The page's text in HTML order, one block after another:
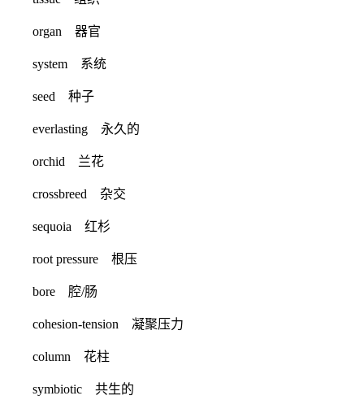
organ 器官
system 系统
seed 种子
everlasting 永久的
orchid 兰花
crossbreed 杂交
sequoia 红杉
root pressure 根压
bore 腔/肠
cohesion-tension 凝聚压力
column 花柱
symbiotic 共生的